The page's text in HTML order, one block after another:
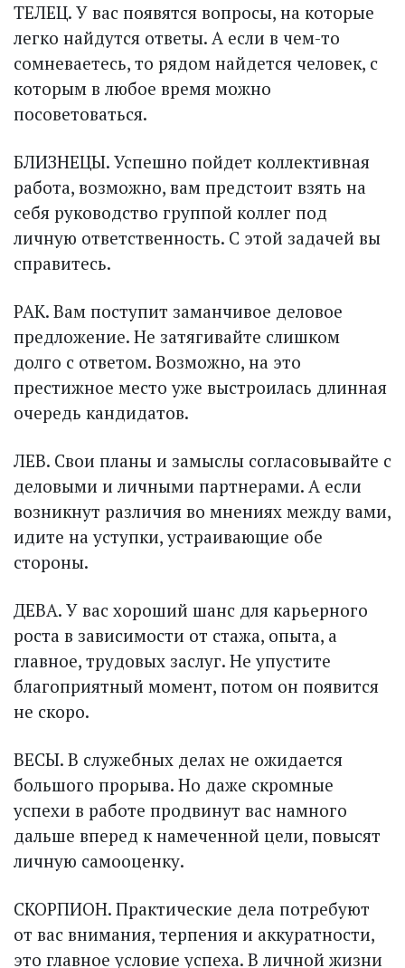
ТЕЛЕЦ. У вас появятся вопросы, на которые
легко найдутся ответы. А если в чем-то
сомневаетесь, то рядом найдется человек, с
которым в любое время можно
посоветоваться.
БЛИЗНЕЦЫ. Успешно пойдет коллективная
работа, возможно, вам предстоит взять на
себя руководство группой коллег под
личную ответственность. С этой задачей вы
справитесь.
РАК. Вам поступит заманчивое деловое
предложение. Не затягивайте слишком
долго с ответом. Возможно, на это
престижное место уже выстроилась длинная
очередь кандидатов.
ЛЕВ. Свои планы и замыс­лы согласовывайте с
деловыми и личными парт­нерами. А если
возникнут различия во мнениях между вами,
идите на уступки, устраивающие обе
стороны.
ДЕВА. У вас хороший шанс для карьерного
рос­та в зависимости от стажа, опыта, а
главное, трудовых заслуг. Не упустите
благоприятный момент, потом он появится
не скоро.
ВЕСЫ. В служебных делах не ожидается
большого прорыва. Но даже скромные
успехи в работе продвинут вас намного
дальше вперед к намеченной цели, повысят
личную самооценку.
СКОРПИОН. Практические дела потребуют
от вас внимания, терпения и аккуратности,
это главное условие успеха. В личной жизни